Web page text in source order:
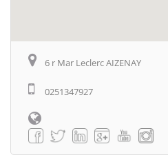
6 r Mar Leclerc AIZENAY
0251347927